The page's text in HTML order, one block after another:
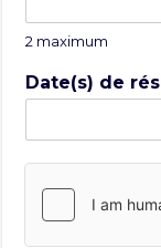
2 maximum
Date(s) de